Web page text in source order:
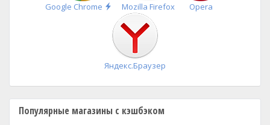
Google Chrome
Быстрая
установка
Mozilla Firefox Opera
Яндекс.Браузер
Популярные магазины с кэшбэком